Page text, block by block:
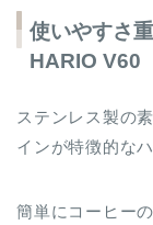
使いやすさ
HARIO V60
ステンレス製の
インが特徴的な
簡単にコーヒー